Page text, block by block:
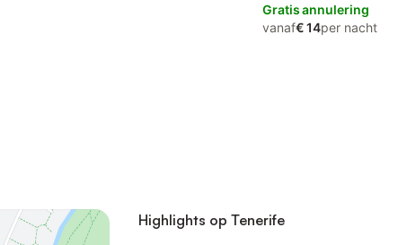
Gratis annulering
vanaf€ 14per nacht
Highlights op Tenerife